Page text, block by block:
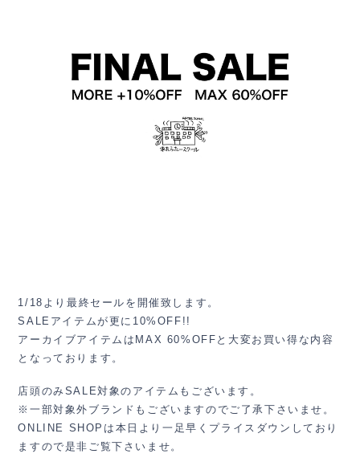
1/18より最終セールを開催致します。
SALEアイテムが更に10%OFF!!
アーカイブアイテムはMAX 60%OFFと大変お買い得な内容
となっております。
店頭のみSALE対象のアイテムもございます。
※一部対象外ブランドもございますのでご了承下さいませ。
ONLINE SHOPは本日より一足早くプライスダウンしており
ますので是非ご覧下さいませ。